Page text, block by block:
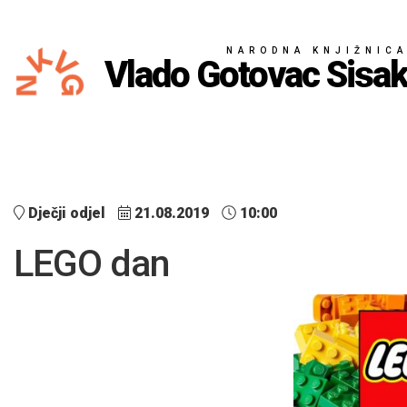
NARODNA KNJIŽNICA
Vlado Gotovac Sisak
Dječji odjel 21.08.2019 10:00
LEGO dan